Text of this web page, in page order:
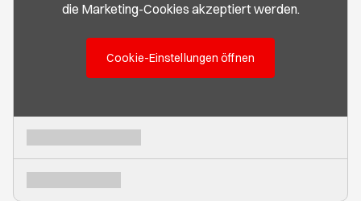
die Marketing-Cookies akzeptiert werden.
Cookie-Einstellungen öffnen